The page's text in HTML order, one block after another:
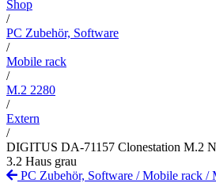
Shop
/
PC Zubehör, Software
/
Mobile rack
/
M.2 2280
/
Extern
/
DIGITUS DA-71157 Clonestation M.2
3.2 Haus grau
PC Zubehör, Software /Mobile rack /